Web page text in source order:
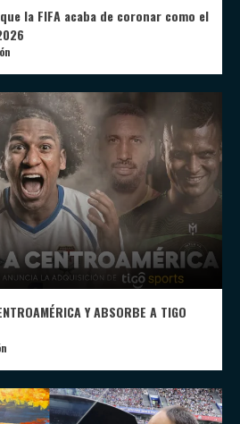
la FIFA acaba de coronar como el
Y ABSORBE A TIGO